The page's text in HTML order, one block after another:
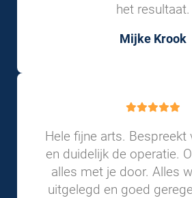
het resultaat.
Mijke Krook
Hele fijne arts. Bespreekt
en duidelijk de operatie.
alles met je door. Alles
uitgelegd en goed